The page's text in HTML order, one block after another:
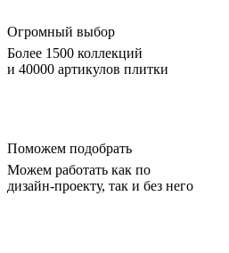
Огромный выбор
Более 1500 коллекций
и 40000 артикулов плитки
Поможем подобрать
Можем работать как по
дизайн-проекту, так и без него